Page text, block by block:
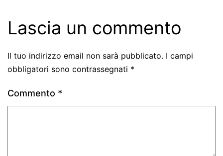
Lascia un commento
Il tuo indirizzo email non sarà pubblicato. I campi
obbligatori sono contrassegnati *
Commento *